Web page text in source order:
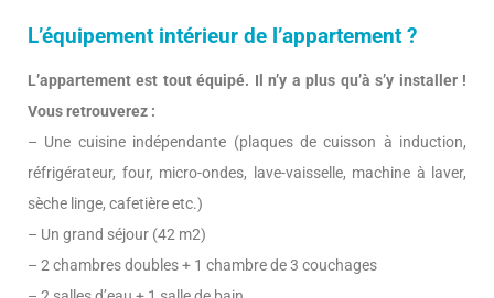
L’équipement intérieur de l’appartement ?
L’appartement est tout équipé. Il n’y a plus qu’à s’y installer !
Vous retrouverez :
– Une cuisine indépendante (plaques de cuisson à induction,
réfrigérateur, four, micro-ondes, lave-vaisselle, machine à laver,
sèche linge, cafetière etc.)
– Un grand séjour (42 m2)
– 2 chambres doubles + 1 chambre de 3 couchages